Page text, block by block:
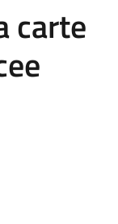
carte